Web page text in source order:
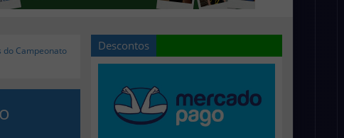
do Campeonato
Descontos